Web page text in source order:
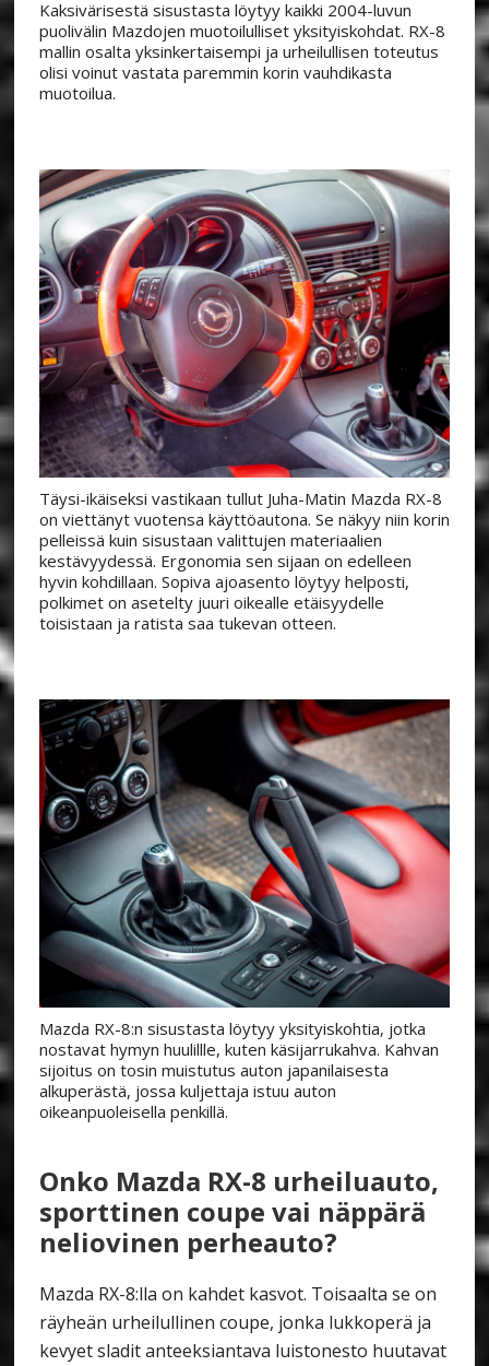
Kaksivärisestä sisustasta löytyy kaikki 2004-luvun
puolivälin Mazdojen muotoilulliset yksityiskohdat. RX-8
mallin osalta yksinkertaisempi ja urheilullisen toteutus
olisi voinut vastata paremmin korin vauhdikasta
muotoilua.
Täysi-ikäiseksi vastikaan tullut Juha-Matin Mazda RX-8
on viettänyt vuotensa käyttöautona. Se näkyy niin korin
pelleissä kuin sisustaan valittujen materiaalien
kestävyydessä. Ergonomia sen sijaan on edelleen
hyvin kohdillaan. Sopiva ajoasento löytyy helposti,
polkimet on asetelty juuri oikealle etäisyydelle
toisistaan ja ratista saa tukevan otteen.
Mazda RX-8:n sisustasta löytyy yksityiskohtia, jotka
nostavat hymyn huulillle, kuten käsijarrukahva. Kahvan
sijoitus on tosin muistutus auton japanilaisesta
alkuperästä, jossa kuljettaja istuu auton
oikeanpuoleisella penkillä.
Onko Mazda RX-8 urheiluauto,
sporttinen coupe vai näppärä
neliovinen perheauto?
Mazda RX-8:lla on kahdet kasvot. Toisaalta se on
räyheän urheilullinen coupe, jonka lukkoperä ja
kevyet sladit anteeksiantava luistonesto huutavat